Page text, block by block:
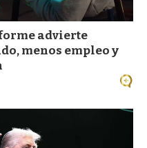
advierte
menos empleo y